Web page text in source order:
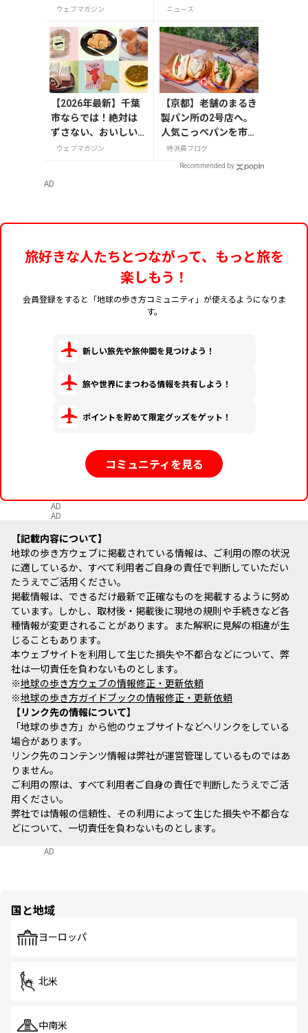
みやノートルダム大
ウェブマガジン
ん」描き下ろし特別カ
ニュース
【2026年最新】千葉
市ならでは！絶対は
ずさない、おいしい
お土産10選
ウェブマガジン
【京都】老舗のまるき
製パン所の2号店へ。
人気こっぺパンを市役
所で味わう
特派員ブログ
Recommended by
AD
旅好きな人たちとつながって、もっと旅を
楽しもう！
会員登録をすると「地球の歩き方コミュニティ」が使えるようになりま
す。
新しい旅先や旅仲間を見つけよう！
旅や世界にまつわる情報を共有しよう！
ポイントを貯めて限定グッズをゲット！
コミュニティを見る
AD
AD
記載内容について
地球の歩き方ウェブに掲載されている情報は、ご利用の際の状況
に適しているか、すべて利用者ご自身の責任で判断していただい
たうえでご活用ください。
掲載情報は、できるだけ最新で正確なものを掲載するように努め
ています。しかし、取材後・掲載後に現地の規則や手続きなど各
種情報が変更されることがあります。また解釈に見解の相違が生
じることもあります。
本ウェブサイトを利用して生じた損失や不都合などについて、弊
社は一切責任を負わないものとします。
※地球の歩き方ウェブの情報修正・更新依頼
※地球の歩き方ガイドブックの情報修正・更新依頼
リンク先の情報について
「地球の歩き方」から他のウェブサイトなどへリンクをしている
場合があります。
リンク先のコンテンツ情報は弊社が運営管理しているものではあ
りません。
ご利用の際は、すべて利用者ご自身の責任で判断したうえでご活
用ください。
弊社では情報の信頼性、その利用によって生じた損失や不都合な
どについて、一切責任を負わないものとします。
AD
国と地域
ヨーロッパ
北米
中南米